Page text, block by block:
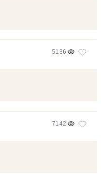
5136
7142